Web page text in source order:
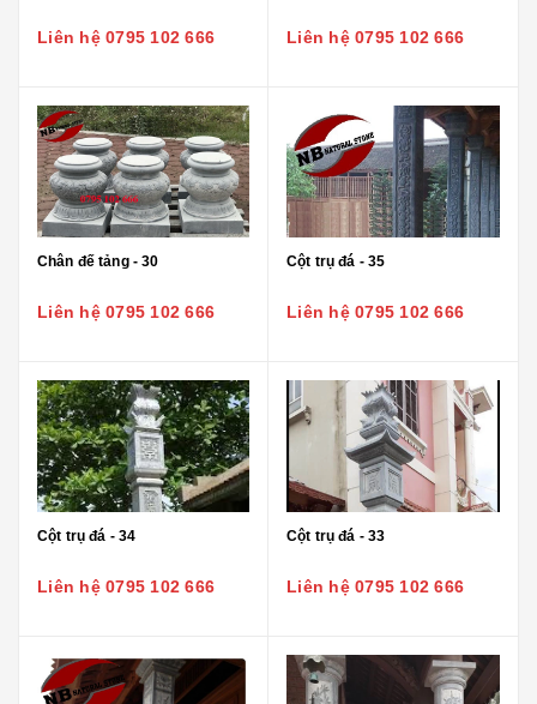
Liên hệ 0795 102 666 Liên hệ 0795 102 666
Chân đế tảng - 30
Liên hệ 0795 102 666
Cột trụ đá - 35
Liên hệ 0795 102 666
Cột trụ đá - 34
Liên hệ 0795 102 666
Cột trụ đá - 33
Liên hệ 0795 102 666